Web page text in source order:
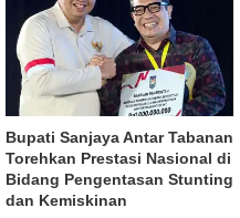
Bupati Sanjaya Antar Tabanan
Torehkan Prestasi Nasional di
Bidang Pengentasan Stunting
dan Kemiskinan